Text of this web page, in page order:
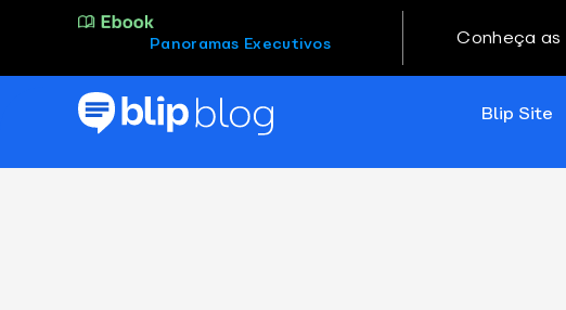
Panoramas Executivos Conheça as
Blip Site